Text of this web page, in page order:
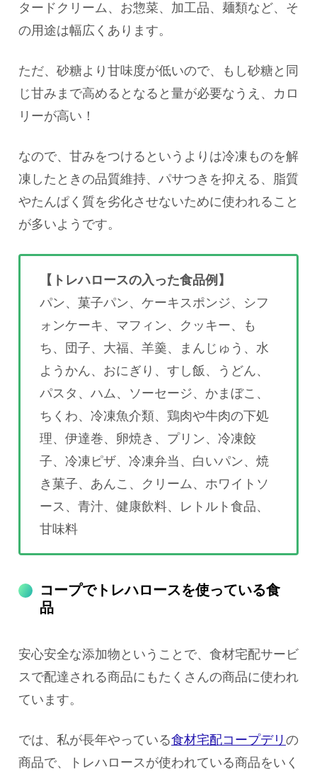
タードクリーム、お惣菜、加工品、麺類など、そ
の用途は幅広くあります。
ただ、砂糖より甘味度が低いので、もし砂糖と同
じ甘みまで高めるとなると量が必要なうえ、カロ
リーが高い！
なので、甘みをつけるというよりは冷凍ものを解
凍したときの品質維持、パサつきを抑える、脂質
やたんぱく質を劣化させないために使われること
が多いようです。
【トレハロースの入った食品例】
パン、菓子パン、ケーキスポンジ、シフ
ォンケーキ、マフィン、クッキー、も
ち、団子、大福、羊羹、まんじゅう、水
ようかん、おにぎり、すし飯、うどん、
パスタ、ハム、ソーセージ、かまぼこ、
ちくわ、冷凍魚介類、鶏肉や牛肉の下処
理、伊達巻、卵焼き、プリン、冷凍餃
子、冷凍ピザ、冷凍弁当、白いパン、焼
き菓子、あんこ、クリーム、ホワイトソ
ース、青汁、健康飲料、レトルト食品、
甘味料
コープでトレハロースを使っている食
品
安心安全な添加物ということで、食材宅配サービ
スで配達される商品にもたくさんの商品に使われ
ています。
では、私が長年やっている食材宅配コープデリ の
商品で、トレハロースが使われている商品をいく